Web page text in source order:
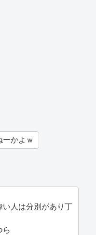
ーかよｗ
い人は分別があり丁
ら